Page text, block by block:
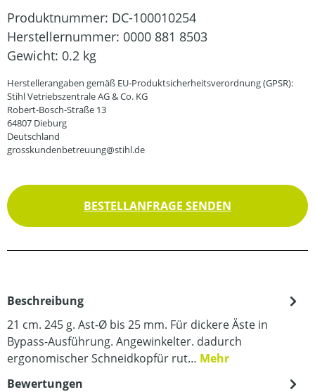
Produktnummer: DC-100010254
Herstellernummer: 0000 881 8503
Gewicht: 0.2 kg
Herstellerangaben gemäß EU-Produktsicherheitsverordnung (GPSR):
Stihl Vetriebszentrale AG & Co. KG
Robert-Bosch-Straße 13
64807 Dieburg
Deutschland
grosskundenbetreuung@stihl.de
BESTELLANFRAGE SENDEN
Beschreibung
21 cm. 245 g. Ast-Ø bis 25 mm. Für dickere Äste in
Bypass-Ausführung. Angewinkelter. dadurch
ergonomischer Schneidkopfür rut… Mehr
Bewertungen